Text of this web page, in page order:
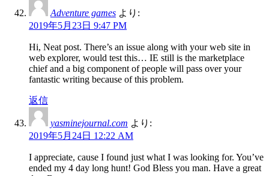
Adventure games より:
2019年5月23日 9:47 PM
Hi, Neat post. There’s an issue along with your web site in
web explorer, would test this… IE still is the marketplace
chief and a big component of people will pass over your
fantastic writing because of this problem.
返信
yasminejournal.com より:
2019年5月24日 12:22 AM
I appreciate, cause I found just what I was looking for. You’ve
ended my 4 day long hunt! God Bless you man. Have a great